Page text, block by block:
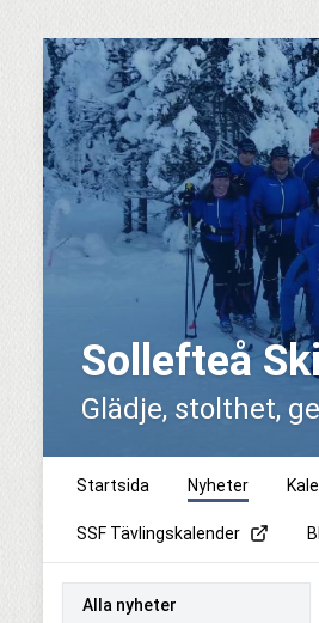
Sollefteå
Glädje, stolthet,
Startsida Nyheter
SSF Tävlingskalender
Alla nyheter